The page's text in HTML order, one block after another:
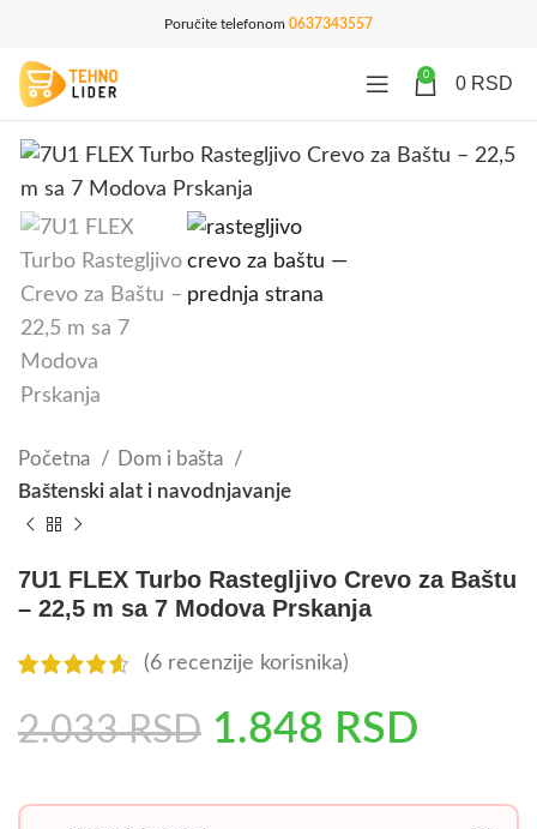
Poručite telefonom 0637343557
0 0 RSD
Početna
Dom i bašta
Baštenski alat i navodnjavanje
7U1 FLEX Turbo Rastegljivo Crevo za Baštu
– 22,5 m sa 7 Modova Prskanja
(6 recenzije korisnika)
2.033RSD 1.848 RSD